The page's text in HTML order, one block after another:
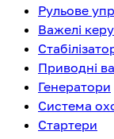
Рульове
Важелі
Приводні
Генератори
Система
Стартери